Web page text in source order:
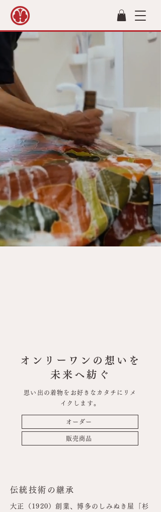
オンリーワンの想いを
未来へ紡ぐ
思い出の着物をお好きなカタチにリメ
イクします。
オーダー
販売商品
伝統技術の継承
大正（1920）創業、博多のしみぬき屋「杉